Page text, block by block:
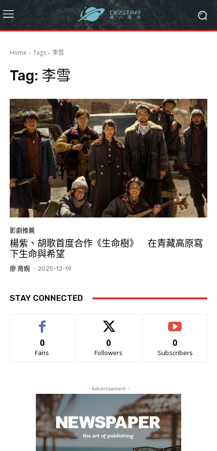
Home Tags 李雪
Tag: 李雪
影劇推薦
楊紫、胡歌首度合作《生命樹》 在青藏高原寫
下生命與希望
廖 育婉 - 2025-12-19
STAY CONNECTED
0
Fans
0
Followers
0
Subscribers
- Advertisement -